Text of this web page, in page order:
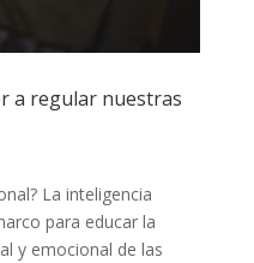
a regular nuestras
La inteligencia
para educar la
y emocional de las